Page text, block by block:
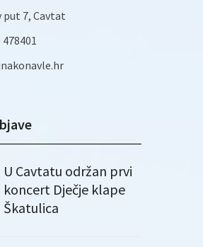
put 7, Cavtat
U Cavtatu održan prvi
koncert Dječje klape
Škatulica